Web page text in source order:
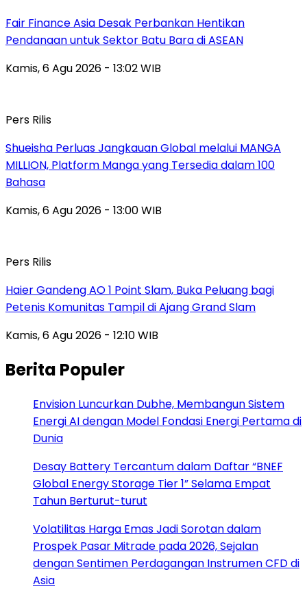
Fair Finance Asia Desak Perbankan Hentikan
Pendanaan untuk Sektor Batu Bara di ASEAN
Kamis, 6 Agu 2026 - 13:02 WIB
Pers Rilis
Shueisha Perluas Jangkauan Global melalui MANGA
MILLION, Platform Manga yang Tersedia dalam 100
Bahasa
Kamis, 6 Agu 2026 - 13:00 WIB
Pers Rilis
Haier Gandeng AO 1 Point Slam, Buka Peluang bagi
Petenis Komunitas Tampil di Ajang Grand Slam
Kamis, 6 Agu 2026 - 12:10 WIB
Berita Populer
Envision Luncurkan Dubhe, Membangun Sistem
Energi AI dengan Model Fondasi Energi Pertama di
Dunia
Desay Battery Tercantum dalam Daftar “BNEF
Global Energy Storage Tier 1” Selama Empat
Tahun Berturut-turut
Volatilitas Harga Emas Jadi Sorotan dalam
Prospek Pasar Mitrade pada 2026, Sejalan
dengan Sentimen Perdagangan Instrumen CFD di
Asia